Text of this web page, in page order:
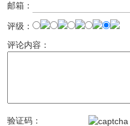
邮箱：
评级：
评论内容：
验证码：